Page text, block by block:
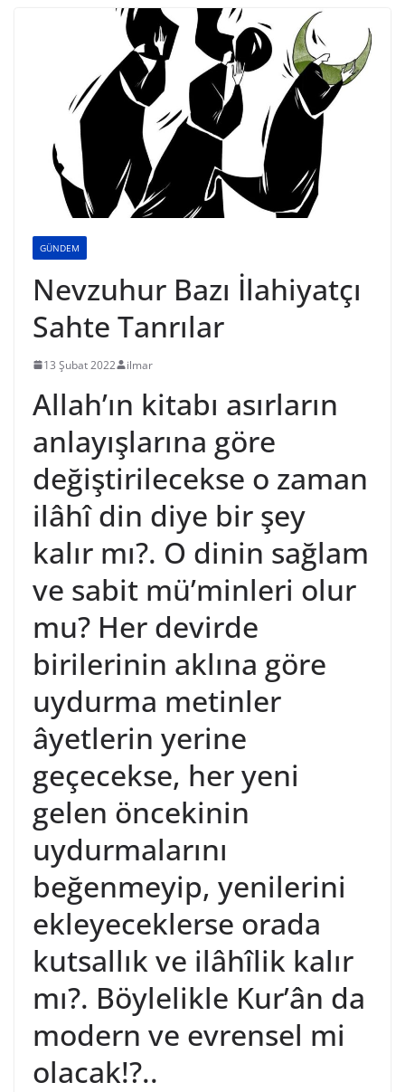
GÜNDEM
Nevzuhur Bazı İlahiyatçı
Sahte Tanrılar
13 Şubat 2022 ilmar
Allah’ın kitabı asırların
anlayışlarına göre
değiştirilecekse o zaman
ilâhî din diye bir şey
kalır mı?. O dinin sağlam
ve sabit mü’minleri olur
mu? Her devirde
birilerinin aklına göre
uydurma metinler
âyetlerin yerine
geçecekse, her yeni
gelen öncekinin
uydurmalarını
beğenmeyip, yenilerini
ekleyeceklerse orada
kutsallık ve ilâhîlik kalır
mı?. Böylelikle Kur’ân da
modern ve evrensel mi
olacak!?..